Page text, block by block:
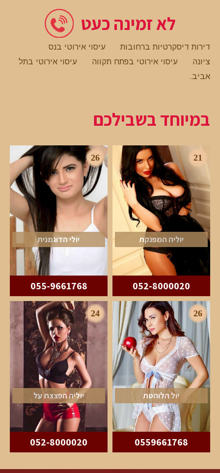
לא זמינה כעט
דירות דיסקרטיות ברחובות
עיסוי אירוטי בנס
ציונה
עיסוי אירוטי בפתח תקווה
עיסוי אירוטי בתל
אביב.
במיוחד בשבילכם
21
יוליה המפנקת
052-8000020
26
יולי הדוגמנית
055-9661768
26
יול הלוהטת
0559661768
24
יוליה הפצצת על
052-8000020